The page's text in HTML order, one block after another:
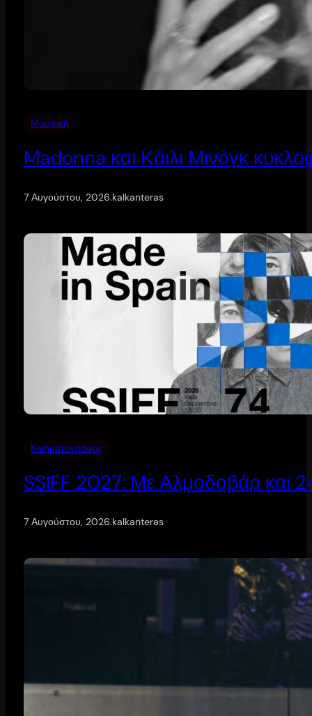
Μουσική
Madonna και Κάιλι Μινόγκ
7 Αυγούστου, 2026.kalkanteras
Κινηματογράφος
SSIFF 2027: Με Αλμοδοβάρ και 24
7 Αυγούστου, 2026.kalkanteras